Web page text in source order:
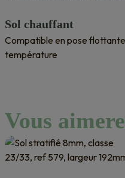
Sol chauffant
Compatible en pose
température
Vous